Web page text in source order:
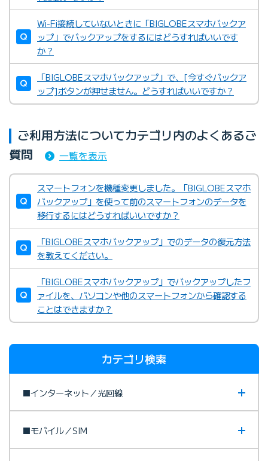
Wi-Fi接続していないときに「BIGLOBEスマホバックア
ップ」でバックアップをするにはどうすればいいです
か？
「BIGLOBEスマホバックアップ」で、[今すぐバックア
ップ]ボタンが押せません。どうすればいいですか？
ご利用方法についてカテゴリ内のよくあるご
質問
一覧を表示
スマートフォンを機種変更しました。「BIGLOBEスマホ
バックアップ」を使って前のスマートフォンのデータを
移行するにはどうすればいいですか？
「BIGLOBEスマホバックアップ」でのデータの復元方法
を教えてください。
「BIGLOBEスマホバックアップ」でバックアップしたフ
ァイルを、パソコンや他のスマートフォンから確認する
ことはできますか？
カテゴリ検索
■インターネット／光回線
■モバイル／SIM